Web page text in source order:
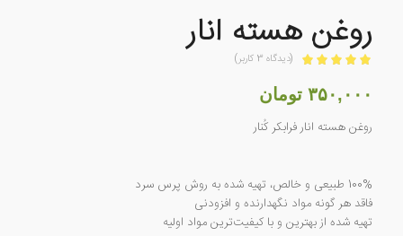
روغن هسته انار
از 5 در
مشتری
(دیدگاه 3 کاربر)
۳۵۰,۰۰۰ تومان
روغن هسته انار فرابکر کُنار
100% طبیعی و خالص، تهیه شده به روش پرس سرد
فاقد هر گونه مواد نگهدارنده و افزودنی
تهیه شده از بهترین و با کیفیت‌ترین مواد اولیه